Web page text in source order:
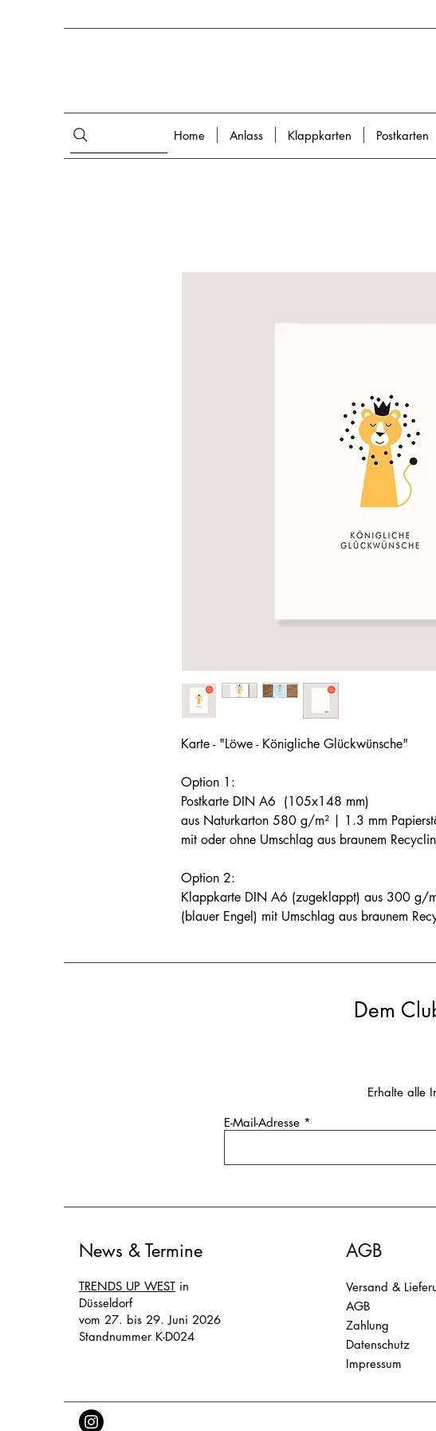
Home Anlass Klappkarten Postkarten
Karte - "Löwe - Königliche Glückwünsche"
Option 1:
Postkarte DIN A6 (105x148 mm)
aus Naturkarton 580 g/m² | 1.3 mm
mit oder ohne Umschlag aus braunem
Option 2:
Klappkarte DIN A6 (zugeklappt) aus 300 g/
(blauer Engel) mit Umschlag aus braunem
Dem
Erhalte alle
E-Mail-Adresse
News & Termine
TRENDS UP WEST in
Düsseldorf
vom 27. bis 29. Juni 2026
Standnummer K-D024
AGB
Versand &
AGB
Zahlung
Datenschutz
Impressum